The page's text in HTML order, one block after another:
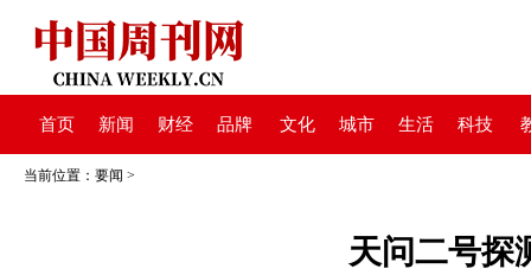
首页 新闻 财经 品牌 文化 城市 生活 科技
当前位置： 要闻 >
天问二号探